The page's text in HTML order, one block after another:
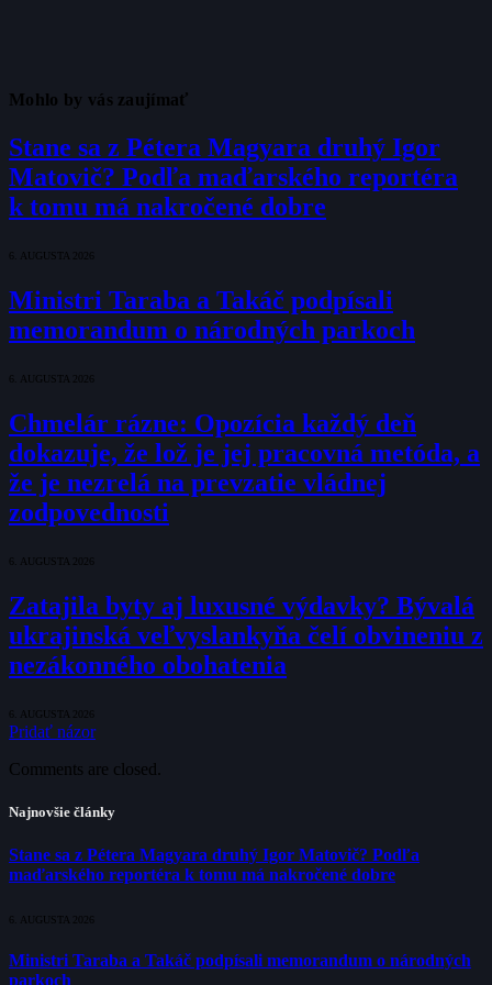
Mohlo by vás zaujímať
Stane sa z Pétera Magyara druhý Igor
Matovič? Podľa maďarského reportéra
k tomu má nakročené dobre
6. AUGUSTA 2026
Ministri Taraba a Takáč podpísali
memorandum o národných parkoch
6. AUGUSTA 2026
Chmelár rázne: Opozícia každý deň
dokazuje, že lož je jej pracovná metóda, a
že je nezrelá na prevzatie vládnej
zodpovednosti
6. AUGUSTA 2026
Zatajila byty aj luxusné výdavky? Bývalá
ukrajinská veľvyslankyňa čelí obvineniu z
nezákonného obohatenia
6. AUGUSTA 2026
Pridať názor
Comments are closed.
Najnovšie články
Stane sa z Pétera Magyara druhý Igor Matovič? Podľa
maďarského reportéra k tomu má nakročené dobre
6. AUGUSTA 2026
Ministri Taraba a Takáč podpísali memorandum o národných
parkoch